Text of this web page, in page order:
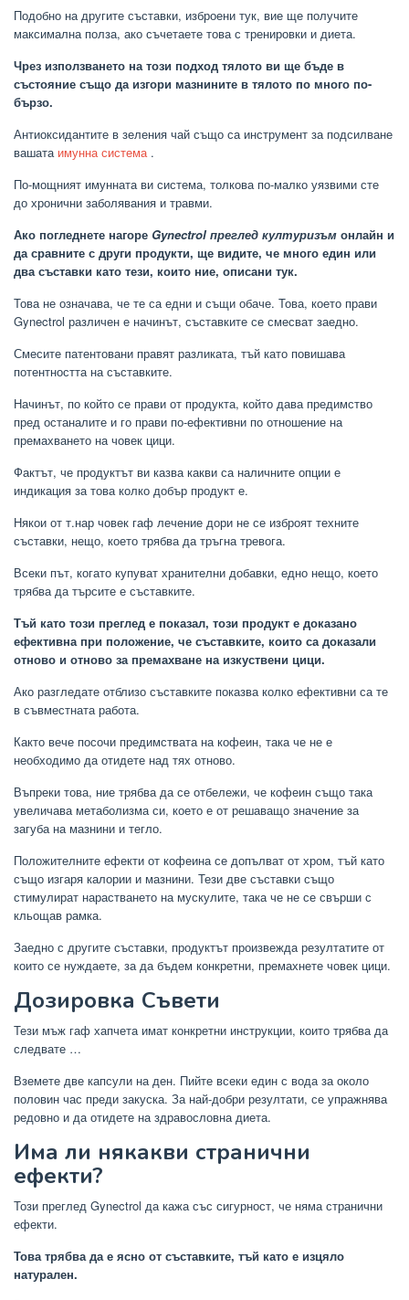
Подобно на другите съставки, изброени тук, вие ще получите
максимална полза, ако съчетаете това с тренировки и диета.
Чрез използването на този подход тялото ви ще бъде в
състояние също да изгори мазнините в тялото по много по-
бързо.
Антиоксидантите в зеления чай също са инструмент за подсилване
вашата имунна система .
По-мощният имунната ви система, толкова по-малко уязвими сте
до хронични заболявания и травми.
Ако погледнете нагоре Gynectrol преглед културизъм онлайн и
да сравните с други продукти, ще видите, че много един или
два съставки като тези, които ние, описани тук.
Това не означава, че те са едни и същи обаче. Това, което прави
Gynectrol различен е начинът, съставките се смесват заедно.
Смесите патентовани правят разликата, тъй като повишава
потентността на съставките.
Начинът, по който се прави от продукта, който дава предимство
пред останалите и го прави по-ефективни по отношение на
премахването на човек цици.
Фактът, че продуктът ви казва какви са наличните опции е
индикация за това колко добър продукт е.
Някои от т.нар човек гаф лечение дори не се изброят техните
съставки, нещо, което трябва да тръгна тревога.
Всеки път, когато купуват хранителни добавки, едно нещо, което
трябва да търсите е съставките.
Тъй като този преглед е показал, този продукт е доказано
ефективна при положение, че съставките, които са доказали
отново и отново за премахване на изкуствени цици.
Ако разгледате отблизо съставките показва колко ефективни са те
в съвместната работа.
Както вече посочи предимствата на кофеин, така че не е
необходимо да отидете над тях отново.
Въпреки това, ние трябва да се отбележи, че кофеин също така
увеличава метаболизма си, което е от решаващо значение за
загуба на мазнини и тегло.
Положителните ефекти от кофеина се допълват от хром, тъй като
също изгаря калории и мазнини. Тези две съставки също
стимулират нарастването на мускулите, така че не се свърши с
кльощав рамка.
Заедно с другите съставки, продуктът произвежда резултатите от
които се нуждаете, за да бъдем конкретни, премахнете човек цици.
Дозировка Съвети
Тези мъж гаф хапчета имат конкретни инструкции, които трябва да
следвате …
Вземете две капсули на ден. Пийте всеки един с вода за около
половин час преди закуска. За най-добри резултати, се упражнява
редовно и да отидете на здравословна диета.
Има ли някакви странични
ефекти?
Този преглед Gynectrol да кажа със сигурност, че няма странични
ефекти.
Това трябва да е ясно от съставките, тъй като е изцяло
натурален.